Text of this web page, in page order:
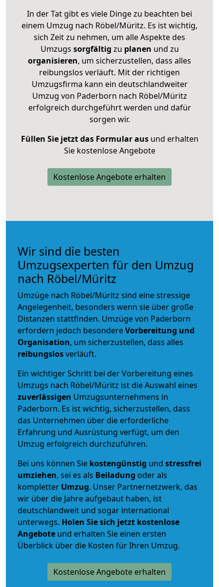
In der Tat gibt es viele Dinge zu beachten bei
einem Umzug nach Röbel/Müritz. Es ist wichtig,
sich Zeit zu nehmen, um alle Aspekte des
Umzugs sorgfältig zu planen und zu
organisieren, um sicherzustellen, dass alles
reibungslos verläuft. Mit der richtigen
Umzugsfirma kann ein deutschlandweiter
Umzug von Paderborn nach Röbel/Müritz
erfolgreich durchgeführt werden und dafür
sorgen wir.
Füllen Sie jetzt das Formular ausund erhalten
Sie kostenlose Angebote
Kostenlose Angebote erhalten
Wir sind die besten
Umzugsexperten für den Umzug
nach Röbel/Müritz
Umzüge nach Röbel/Müritz sind eine stressige
Angelegenheit, besonders wenn sie über große
Distanzen stattfinden. Umzüge von Paderborn
erfordern jedoch besondereVorbereitung und
Organisation, um sicherzustellen, dass alles
reibungslosverläuft.
Ein wichtiger Schritt bei der Vorbereitung eines
Umzugs nach Röbel/Müritz ist die Auswahl eines
zuverlässigen Umzugsunternehmens in
Paderborn. Es ist wichtig, sicherzustellen, dass
das Unternehmen über die erforderliche
Erfahrung und Ausrüstung verfügt, um den
Umzug erfolgreich durchzuführen.
Bei uns können Sie kostengünstig und stressfrei
umziehen, sei es als Beiladung oder als
kompletter Umzug. Unser Partnernetzwerk, das
wir über die Jahre aufgebaut haben, ist
deutschlandweit und sogar international
unterwegs. Holen Sie sich jetzt kostenlose
Angebote und erhalten Sie einen ersten
Überblick über die Kosten für Ihren Umzug.
Kostenlose Angebote erhalten